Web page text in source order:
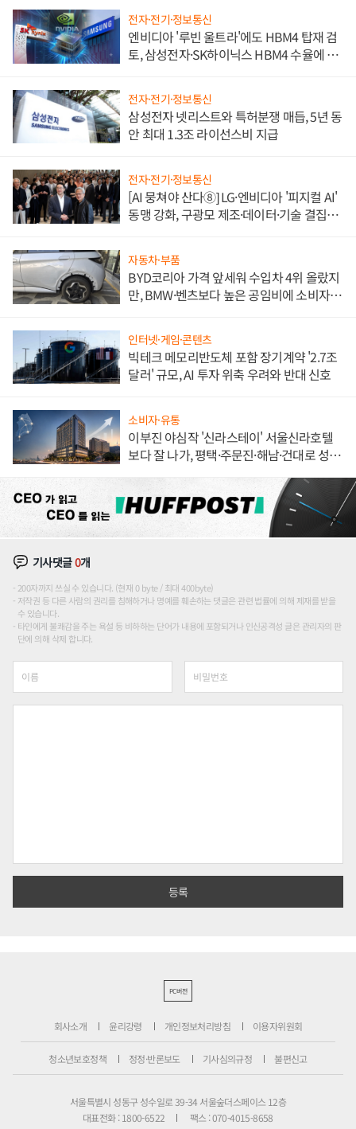
전자·전기·정보통신
엔비디아 '루빈 울트라'에도 HBM4 탑재 검
토, 삼성전자·SK하이닉스 HBM4 수율에 주
전자·전기·정보통신
삼성전자 넷리스트와 특허분쟁 매듭, 5년 동
안 최대 1.3조 라이선스비 지급
전자·전기·정보통신
[AI 뭉쳐야 산다⑧] LG·엔비디아 '피지컬 AI'
동맹 강화, 구광모 제조·데이터·기술 결집
자동차·부품
BYD코리아 가격 앞세워 수입차 4위 올랐지
만, BMW·벤츠보다 높은 공임비에 소비자
인터넷·게임·콘텐츠
빅테크 메모리반도체 포함 장기계약 '2.7조
달러' 규모, AI 투자 위축 우려와 반대 신호
소비자·유통
이부진 야심작 '신라스테이' 서울신라호텔
보다 잘 나가, 평택·주문진·해남·건대로 성
기사댓글0개
200자까지 쓰실 수 있습니다. (현재 0 byte / 최대 400byte)
저작권 등 다른 사람의 권리를 침해하거나 명예를 훼손하는 댓글은 관련 법률에 의해 제재를 받을
수 있습니다.
타인에게 불쾌감을 주는 욕설 등 비하하는 단어가 내용에 포함되거나 인신공격성 글은 관리자의 판
단에 의해 삭제 합니다.
PC버전
회사소개 윤리강령 개인정보처리방침 이용자위원회
청소년보호정책 정정·반론보도 기사심의규정 불편신고
서울특별시 성동구 성수일로 39-34 서울숲더스페이스 12층
대표전화 : 1800-6522
팩스 : 070-4015-8658